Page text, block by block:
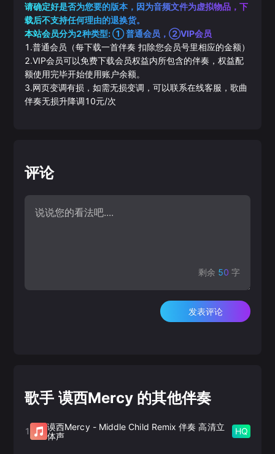
请确定好是否为您要的版本，因为音频文件为虚拟物品，下
载后不支持任何理由的退换货。
本站会员分为2种类型: ① 普通会员，②VIP会员
1.普通会员（每下载一首伴奏 扣除您会员号里相应的金额）
2.VIP会员可以免费下载会员权益内所包含的伴奏，权益配
额使用完毕开始使用账户余额。
3.网页变调有损，如需无损变调，可以联系在线客服，歌曲
伴奏无损升降调10元/次
评论
剩余 50 字
发表评论
歌手 谟西Mercy 的其他伴奏
1 谟西Mercy- Middle Child Remix 伴奏 高清立
体声
HQ